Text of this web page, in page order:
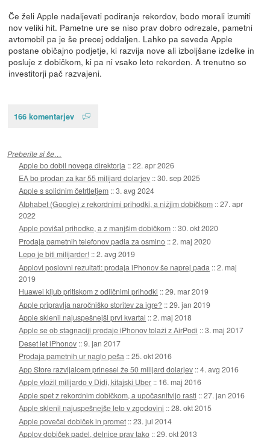
Če želi Apple nadaljevati podiranje rekordov, bodo morali izumiti
nov veliki hit. Pametne ure se niso prav dobro odrezale, pametni
avtomobil pa je še precej oddaljen. Lahko pa seveda Apple
postane običajno podjetje, ki razvija nove ali izboljšane izdelke in
posluje z dobičkom, ki pa ni vsako leto rekorden. A trenutno so
investitorji pač razvajeni.
166 komentarjev
Preberite si še…
Apple bo dobil novega direktorja ::22. apr 2026
EA bo prodan za kar 55 milijard dolarjev ::30. sep 2025
Apple s solidnim četrtletjem ::3. avg 2024
Alphabet (Google) z rekordnimi prihodki, a nižjim dobičkom ::27. apr
2022
Apple povišal prihodke, a z manjšim dobičkom ::30. okt 2020
Prodaja pametnih telefonov padla za osmino ::2. maj 2020
Lepo je biti milijarder! ::2. avg 2019
Applovi poslovni rezultati: prodaja iPhonov še naprej pada ::2. maj
2019
Huawei kljub pritiskom z odličnimi prihodki ::29. mar 2019
Apple pripravlja naročniško storitev za igre? ::29. jan 2019
Apple sklenil najuspešnejši prvi kvartal ::2. maj 2018
Apple se ob stagnaciji prodaje iPhonov tolaži z AirPodi ::3. maj 2017
Deset let iPhonov ::9. jan 2017
Prodaja pametnih ur naglo peša ::25. okt 2016
App Store razvijalcem prinesel že 50 milijard dolarjev ::4. avg 2016
Apple vložil milijardo v Didi, kitajski Uber :: 16. maj 2016
Apple spet z rekordnim dobičkom, a upočasnitvijo rasti ::27. jan 2016
Apple sklenil najuspešnejše leto v zgodovini ::28. okt 2015
Apple povečal dobiček in promet ::23. jul 2014
Applov dobiček padel, delnice prav tako ::29. okt 2013